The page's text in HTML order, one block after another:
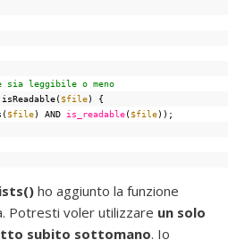
leggibile o meno
isReadable($file) {
$file) AND is_readable($file));
ho aggiunto la funzione
Potresti voler utilizzare un solo
subito sottomano. Io